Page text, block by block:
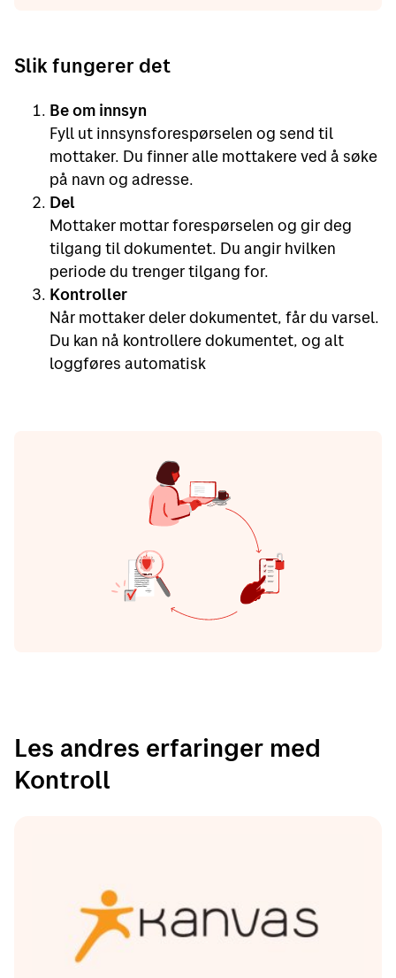
Slik fungerer det
Be om innsyn
Fyll ut innsynsforespørselen og send til
mottaker. Du finner alle mottakere ved å søke
på navn og adresse.
Del
Mottaker mottar forespørselen og gir deg
tilgang til dokumentet. Du angir hvilken
periode du trenger tilgang for.
Kontroller
Når mottaker deler dokumentet, får du varsel.
Du kan nå kontrollere dokumentet, og alt
loggføres automatisk
Les andres erfaringer med
Kontroll